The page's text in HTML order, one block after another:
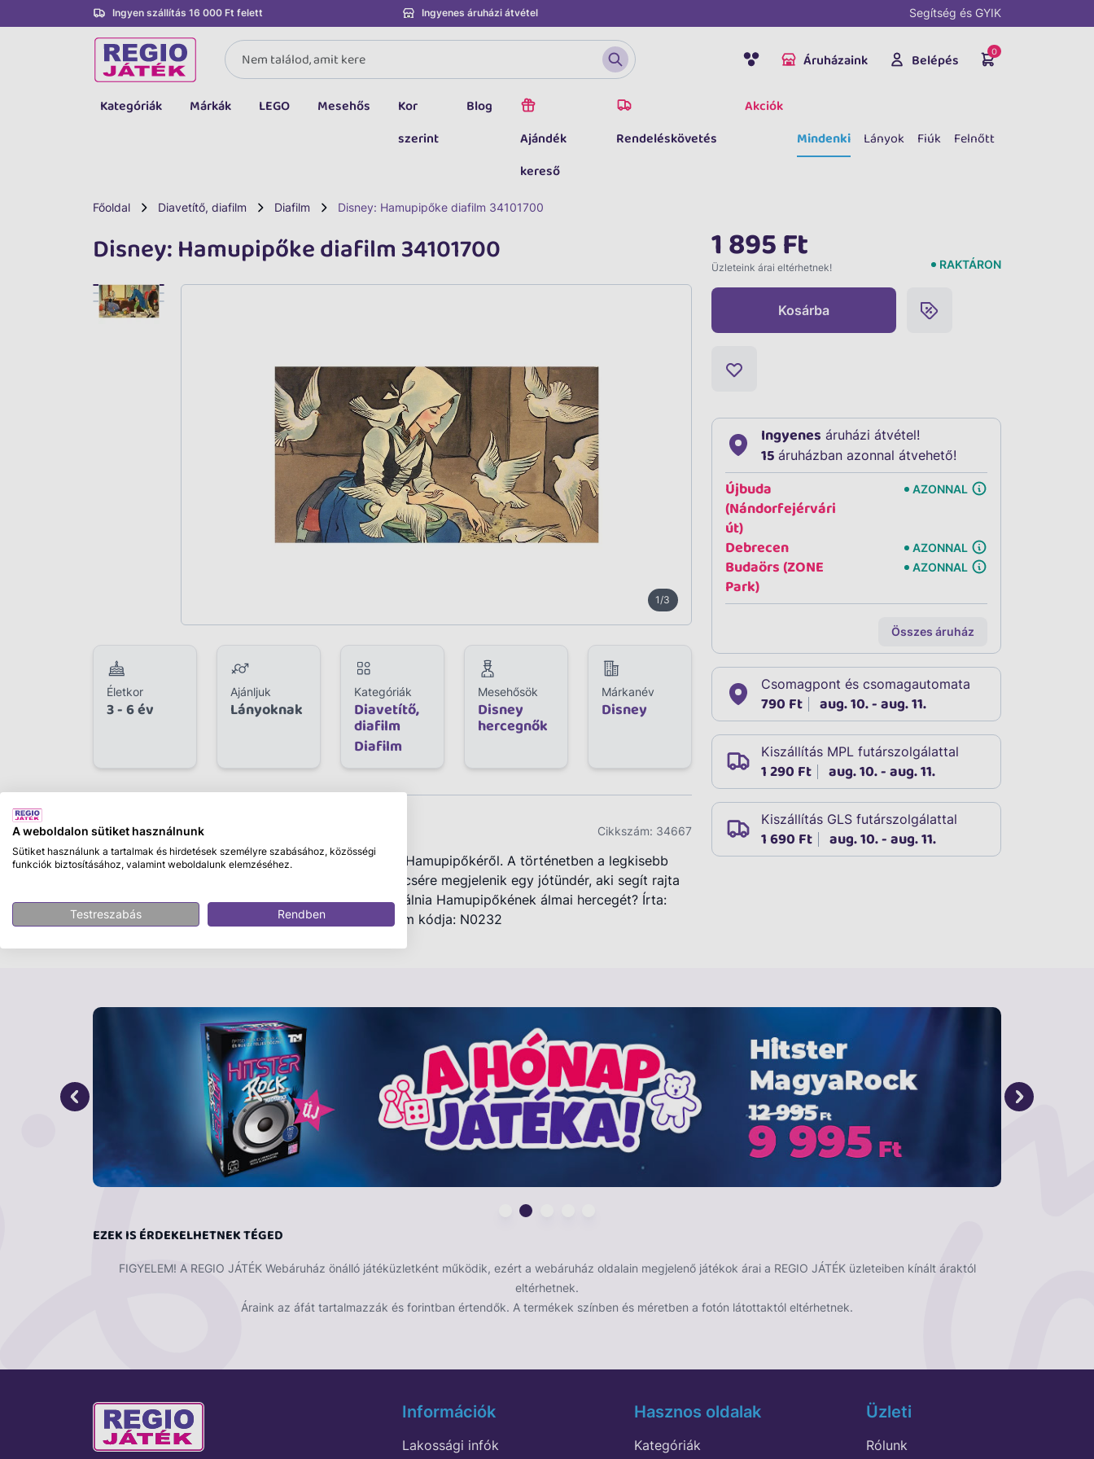
Ingyen szállítás 16 000 Ft felett Ingyenes áruházi átvétel Segítség és GYIK
Áruházaink Belépés 0
Kategóriák
LEGO
Baba, babakocsi
Márkák LEGO Mesehős
Kor
szerint
Blog
Ajándék
kereső
Rendeléskövetés
Akciók
Mindenki
Lányok Fiúk Felnőtt
Főoldal Diavetítő, diafilm Diafilm Disney: Hamupipőke diafilm 34101700
Disney: Hamupipőke diafilm 34101700
1/3
Életkor
3 - 6 év
Ajánljuk
Lányoknak
Kategóriák
Diavetítő,
diafilm
Diafilm
Mesehősök
Disney
hercegnők
Márkanév
Disney
Leírás Cikkszám: 34667
A Grimm testvérek egyik legkedvesebb története, Hamupipőkéről. A történetben a legkisebb
testvér, Hamupipőke nem juthat el a bálba. Szerencsére megjelenik egy jótündér, aki segít rajta
de ennek milyen ára van? Sikerül éjfél előtt megtalálnia Hamupipőkének álmai hercegét? Írta:
Grimm testvérek. Rajzolta: F.Győrffy Anna. A diafilm kódja: N0232
1 895 Ft
Üzleteink árai eltérhetnek! RAKTÁRON
Kosárba
Ingyenes áruházi átvétel!
15 áruházban azonnal átvehető!
Újbuda
(Nándorfejérvári
út)
AZONNAL
Debrecen AZONNAL
Budaörs (ZONE
Park)
AZONNAL
Összes áruház
Csomagpont és csomagautomata
790 Ft aug. 10. - aug. 11.
Kiszállítás MPL futárszolgálattal
1 290 Ft aug. 10. - aug. 11.
Kiszállítás GLS futárszolgálattal
1 690 Ft aug. 10. - aug. 11.
EZEK IS ÉRDEKELHETNEK TÉGED
FIGYELEM! A REGIO JÁTÉK Webáruház önálló játéküzletként működik, ezért a webáruház oldalain megjelenő játékok árai a REGIO JÁTÉK üzleteiben kínált áraktól
eltérhetnek.
Áraink az áfát tartalmazzák és forintban értendők. A termékek színben és méretben a fotón látottaktól eltérhetnek.
Információk
Lakossági infók
Hasznos oldalak
Kategóriák
Üzleti
Rólunk
A weboldalon sütiket használnunk
Sütiket használunk a tartalmak és hirdetések személyre szabásához, közösségi
funkciók biztosításához, valamint weboldalunk elemzéséhez.
Testreszabás Rendben